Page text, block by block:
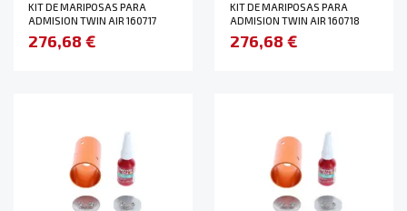
KIT DE MARIPOSAS PARA
ADMISION TWIN AIR 160717
276,68 €
KIT DE MARIPOSAS PARA
ADMISION TWIN AIR 160718
276,68 €